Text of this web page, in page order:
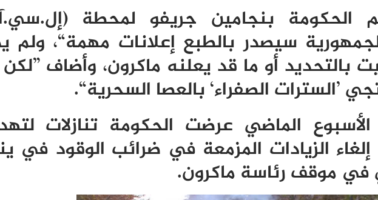
الحكومة بنجامين جريفو لمحطة
سيصدر بالطبع إعلانات مهمة“، ولم
بالتحديد أو ما قد يعلنه ماكرون، وأضاف
الصفراء‘ بالعصا السحرية“.
الماضي عرضت الحكومة تنازلات
الزيادات المزمعة في ضرائب الوقود في
في موقف رئاسة ماكرون.